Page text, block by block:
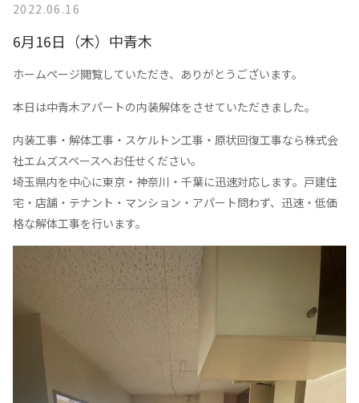
2022.06.16
6月16日（木）中青木
ホームページ閲覧していただき、ありがとうございます。
本日は中青木アパートの内装解体をさせていただきました。
内装工事・解体工事・スケルトン工事・原状回復工事なら株式会
社エムズスペースへお任せください。
埼玉県内を中心に東京・神奈川・千葉に迅速対応します。戸建住
宅・店舗・テナント・マンション・アパート問わず、迅速・低価
格な解体工事を行います。